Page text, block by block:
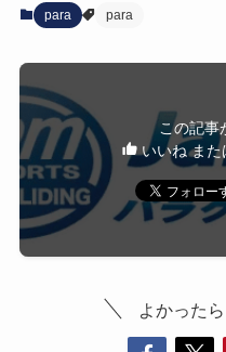
para para
この記事
いいね また
よかった